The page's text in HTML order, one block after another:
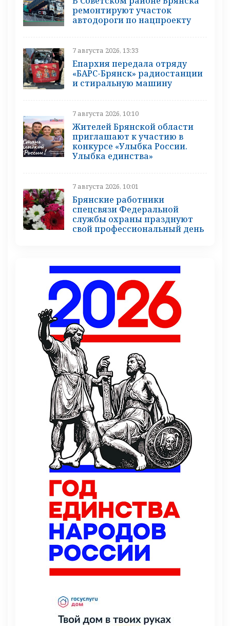
ремонтируют участок
автодороги по нацпроекту
7 августа 2026, 13:33
Епархия передала отряду
«БАРС-Брянск» радиостанции
и стиральную машину
7 августа 2026, 10:10
Жителей Брянской области
приглашают к участию в
конкурсе «Улыбка России.
Улыбка единства»
7 августа 2026, 10:01
Брянские работники
спецсвязи Федеральной
службы охраны празднуют
свой профессиональный день